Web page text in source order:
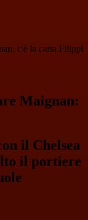
c'è la carta Filippi
Maignan:
il Chelsea
il portiere